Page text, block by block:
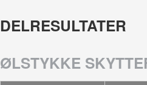
DELRESULTATER
ØLSTYKKE